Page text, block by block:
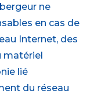
ne
en cas de
Internet, des
matériel
lié
du réseau